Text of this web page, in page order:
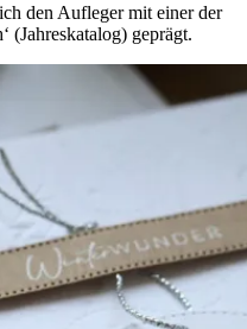
den Aufleger mit einer der
(Jahreskatalog) geprägt.